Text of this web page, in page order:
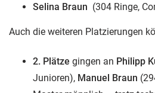
Selina Braun (304 Ringe,
Auch die weiteren Platzierungen
2. Plätze gingen an Philipp
Junioren), Manuel Braun